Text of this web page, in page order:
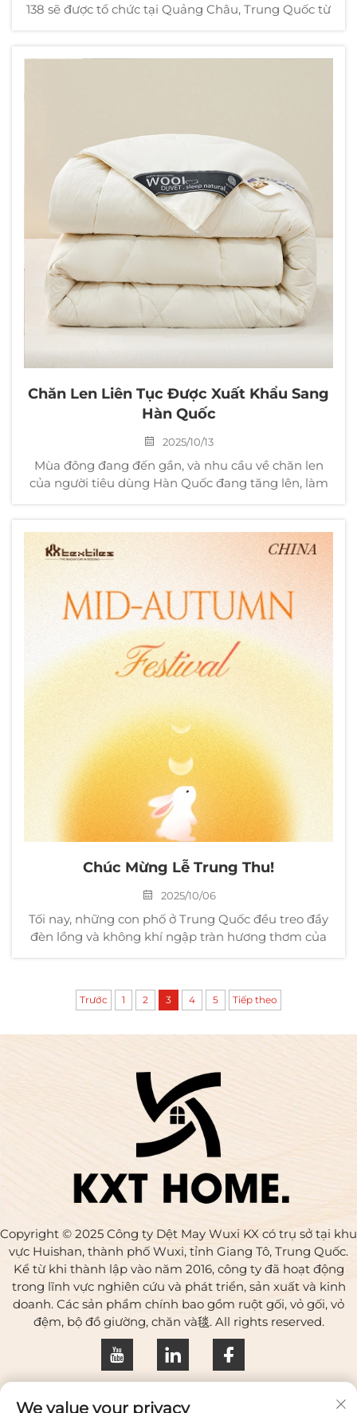
138 sẽ được tổ chức tại Quảng Châu, Trung Quốc từ
quan gian hàng của chúng tôi. Chi tiết sự kiện
Chăn Len Liên Tục Được Xuất Khẩu Sang
Hàn Quốc
2025/10/13
Mùa đông đang đến gần, và nhu cầu về chăn len
của người tiêu dùng Hàn Quốc đang tăng lên, làm
hàng Hàn Quốc đã đặt nhiều đơn hàng tái mua với
Chúc Mừng Lễ Trung Thu!
2025/10/06
Tối nay, những con phố ở Trung Quốc đều treo đầy
đèn lồng và không khí ngập tràn hương thơm của
chia sẻ. Mong ánh trăng sáng mang đến sự ấm áp
và...
Trước 1 2 3 4 5 Tiếp theo
Copyright © 2025 Công ty Dệt May Wuxi KX có trụ sở tại khu
vực Huishan, thành phố Wuxi, tỉnh Giang Tô, Trung Quốc.
Kể từ khi thành lập vào năm 2016, công ty đã hoạt động
trong lĩnh vực nghiên cứu và phát triển, sản xuất và kinh
doanh. Các sản phẩm chính bao gồm ruột gối, vỏ gối, vỏ
đệm, bộ đồ giường, chăn và毯. All rights reserved.
Chính sách bảo mật
We value your privacy